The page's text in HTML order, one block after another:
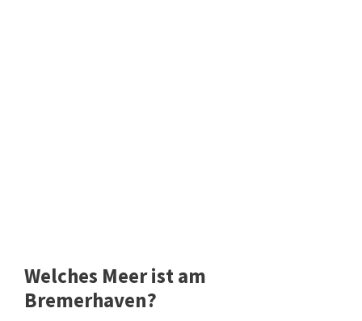
Welches Meer ist am
Bremerhaven?